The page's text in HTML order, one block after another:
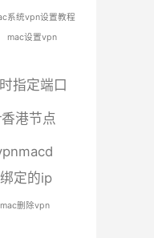
系统vpn设置教程
mac设置vpn
指定端口
港节点
定的ip
删除vpn